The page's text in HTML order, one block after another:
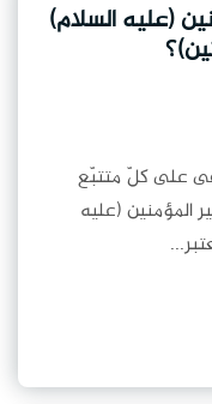
(عليه السلام)
على كلّ متتبّع
المؤمنين (عليه